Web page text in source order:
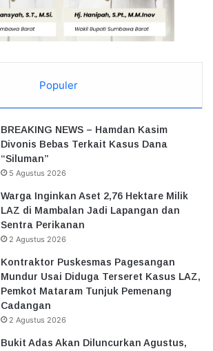
Populer
BREAKING NEWS – Hamdan Kasim
Divonis Bebas Terkait Kasus Dana
“Siluman”
5 Agustus 2026
Warga Inginkan Aset 2,76 Hektare Milik
LAZ di Mambalan Jadi Lapangan dan
Sentra Perikanan
2 Agustus 2026
Kontraktor Puskesmas Pagesangan
Mundur Usai Diduga Terseret Kasus LAZ,
Pemkot Mataram Tunjuk Pemenang
Cadangan
2 Agustus 2026
Bukit Adas Akan Diluncurkan Agustus,